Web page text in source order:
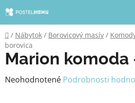
na
obsah
Domov
/ Nábytok / Borovicový masív /
borovica
Marion komoda
Priemerné
Neohodnotené Podrobnosti